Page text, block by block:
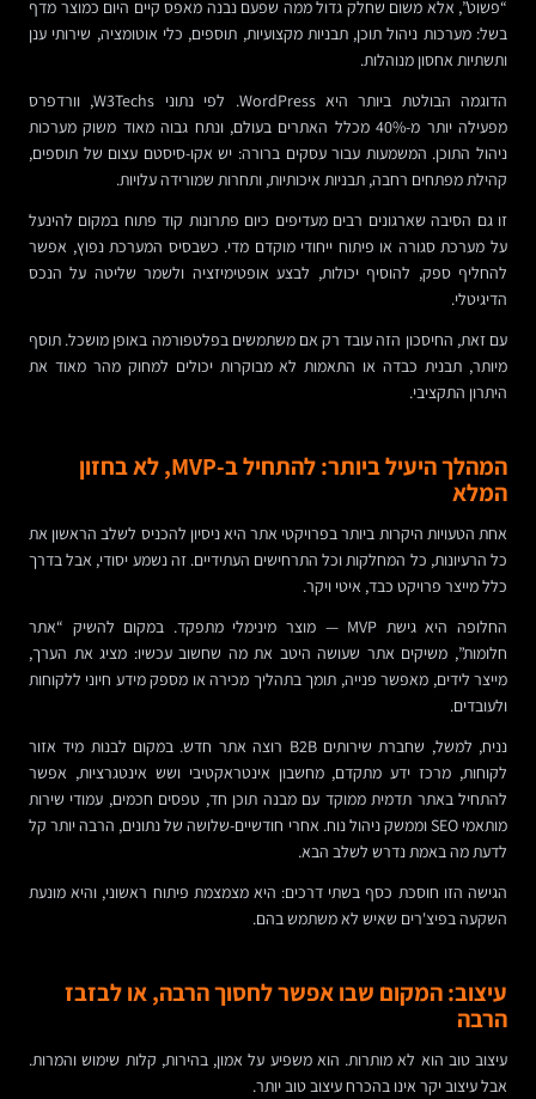
“פשוט”, אלא משום שחלק גדול ממה שפעם נבנה מאפס קיים היום כמוצר מדף
בשל: מערכות ניהול תוכן, תבניות מקצועיות, תוספים, כלי אוטומציה, שירותי ענן
ותשתיות אחסון מנוהלות.
הדוגמה הבולטת ביותר היא WordPress. לפי נתוני W3Techs, וורדפרס
מפעילה יותר מ-40% מכלל האתרים בעולם, ונתח גבוה מאוד משוק מערכות
ניהול התוכן. המשמעות עבור עסקים ברורה: יש אקו-סיסטם עצום של תוספים,
קהילת מפתחים רחבה, תבניות איכותיות, ותחרות שמורידה עלויות.
זו גם הסיבה שארגונים רבים מעדיפים כיום פתרונות קוד פתוח במקום להינעל
על מערכת סגורה או פיתוח ייחודי מוקדם מדי. כשבסיס המערכת נפוץ, אפשר
להחליף ספק, להוסיף יכולות, לבצע אופטימיזציה ולשמר שליטה על הנכס
הדיגיטלי.
עם זאת, החיסכון הזה עובד רק אם משתמשים בפלטפורמה באופן מושכל. תוסף
מיותר, תבנית כבדה או התאמות לא מבוקרות יכולים למחוק מהר מאוד את
היתרון התקציבי.
המהלך היעיל ביותר: להתחיל ב-MVP, לא בחזון
המלא
אחת הטעויות היקרות ביותר בפרויקטי אתר היא ניסיון להכניס לשלב הראשון את
כל הרעיונות, כל המחלקות וכל התרחישים העתידיים. זה נשמע יסודי, אבל בדרך
כלל מייצר פרויקט כבד, איטי ויקר.
החלופה היא גישת MVP — מוצר מינימלי מתפקד. במקום להשיק “אתר
חלומות”, משיקים אתר שעושה היטב את מה שחשוב עכשיו: מציג את הערך,
מייצר לידים, מאפשר פנייה, תומך בתהליך מכירה או מספק מידע חיוני ללקוחות
ולעובדים.
נניח, למשל, שחברת שירותים B2B רוצה אתר חדש. במקום לבנות מיד אזור
לקוחות, מרכז ידע מתקדם, מחשבון אינטראקטיבי ושש אינטגרציות, אפשר
להתחיל באתר תדמית ממוקד עם מבנה תוכן חד, טפסים חכמים, עמודי שירות
מותאמי SEO וממשק ניהול נוח. אחרי חודשיים-שלושה של נתונים, הרבה יותר קל
לדעת מה באמת נדרש לשלב הבא.
הגישה הזו חוסכת כסף בשתי דרכים: היא מצמצמת פיתוח ראשוני, והיא מונעת
השקעה בפיצ'רים שאיש לא משתמש בהם.
עיצוב: המקום שבו אפשר לחסוך הרבה, או לבזבז
הרבה
עיצוב טוב הוא לא מותרות. הוא משפיע על אמון, בהירות, קלות שימוש והמרות.
אבל עיצוב יקר אינו בהכרח עיצוב טוב יותר.